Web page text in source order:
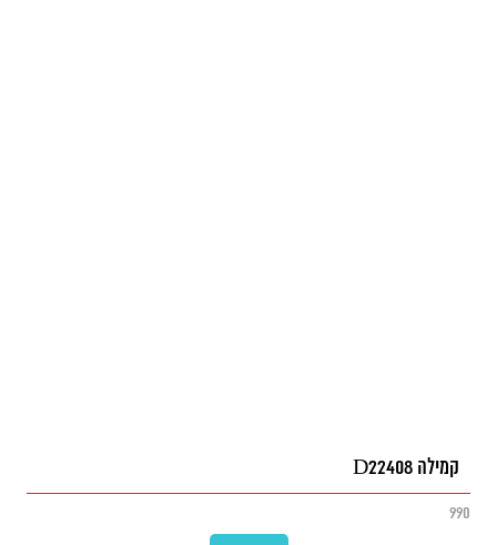
קמילה D22408
990